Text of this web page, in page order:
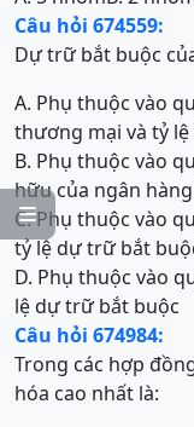

Câu hỏi 674559:
Dự trữ bắt buộc
A. Phụ thuộc vào
thương mại và tỷ
B. Phụ thuộc vào
hữu của ngân
C. Phụ thuộc vào
tỷ lệ dự trữ bắt
D. Phụ thuộc vào
lệ dự trữ bắt buộc
Câu hỏi 674984:
Trong các hợp
hóa cao nhất là: